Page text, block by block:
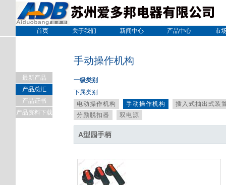
首页 关于我们 新闻中心 产品中心 市
最新产品
产品总汇
产品证书
产品资料下载
手动操作机构
一级类别
下属类别
电动操作机构
手动操作机构
插入式抽出式装
分励脱扣器
双电源
A型园手柄